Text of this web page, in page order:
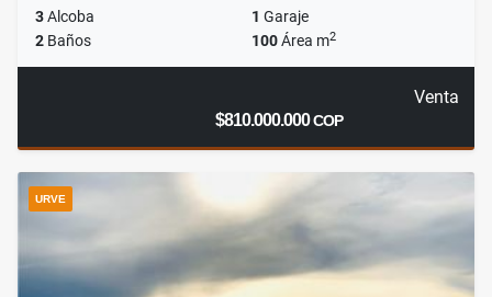
3Alcoba 1 Garaje
2 Baños 100Área m2
Venta
$810.000.000COP
URVE